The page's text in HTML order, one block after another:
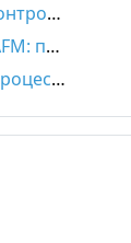
Цифровизация под контролем бизнеса, а не ИТ — как это возможно в нефтегазе
Интеграция BMS и CAFM: практическая польза и новые возможности
Управление бизнес-процессами в 1С: плюсы, минусы, альтернативы